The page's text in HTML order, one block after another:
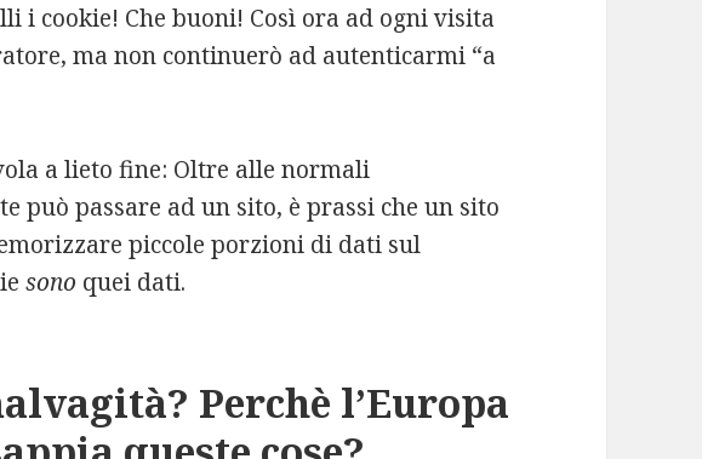
i cookie! Che buoni! Così ora ad ogni visita
ma non continuerò ad autenticarmi “a
a lieto fine: Oltre alle normali
può passare ad un sito, è prassi che un sito
piccole porzioni di dati sul
sono quei dati.
Perchè l’Europa